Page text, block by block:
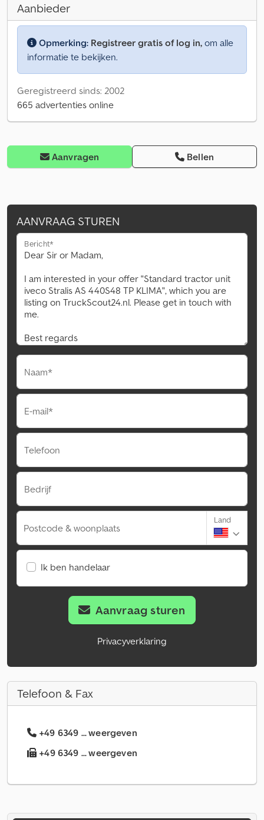
Aanbieder
Opmerking: Registreer gratis of log in, om alle
informatie te bekijken.
Geregistreerd sinds: 2002
665 advertenties online
Aanvragen Bellen
AANVRAAG STUREN
Bericht*
Naam*
E-mail*
Telefoon
Bedrijf
Postcode & woonplaats
Land
Ik ben handelaar
Aanvraag sturen
Privacyverklaring
Telefoon & Fax
+49 6349 ... weergeven
+49 6349 ... weergeven